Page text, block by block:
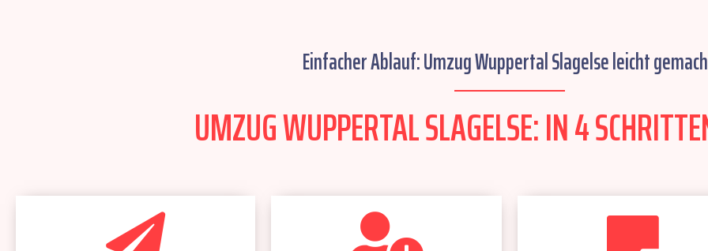
Einfacher Ablauf: Umzug Wuppertal Slagelse leicht
UMZUG WUPPERTAL SLAGELSE: IN 4